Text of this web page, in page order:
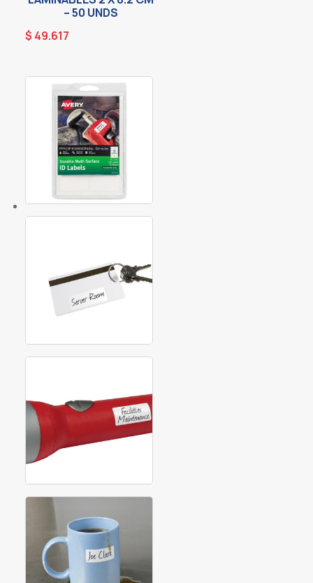
– 50 UNDS
$ 49.617